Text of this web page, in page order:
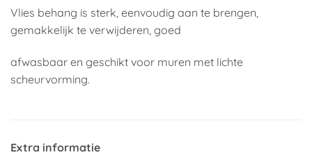
Vlies behang is sterk, eenvoudig aan te brengen,
gemakkelijk te verwijderen, goed
afwasbaar en geschikt voor muren met lichte
scheurvorming.
Extra informatie